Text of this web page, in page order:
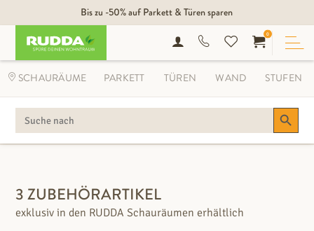
Bis zu -50% auf Parkett & Türen sparen
SEARCH
FOR:
Search Button
0
SCHAURÄUME PARKETT TÜREN WAND STUFEN
FILTEROPTIONEN
3 ZUBEHÖRARTIKEL
exklusiv in den RUDDA Schauräumen erhältlich